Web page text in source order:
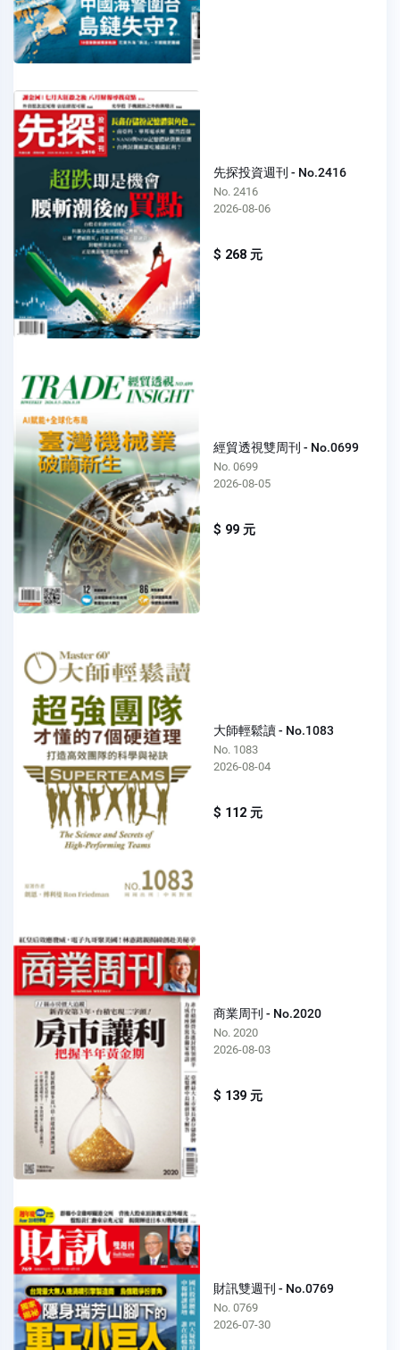
先探投資週刊 - No.2416
No. 2416
2026-08-06
$ 268 元
經貿透視雙周刊 - No.0699
No. 0699
2026-08-05
$ 99 元
大師輕鬆讀 - No.1083
No. 1083
2026-08-04
$ 112 元
商業周刊 - No.2020
No. 2020
2026-08-03
$ 139 元
財訊雙週刊 - No.0769
No. 0769
2026-07-30